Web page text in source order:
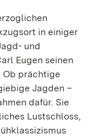
in einiger
und
Eugen seinen
Ob prächtige
Jagden –
dafür. Sie
Lustschloss,